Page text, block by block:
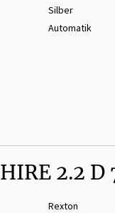
Silber
Automatik
2.2 D
Rexton